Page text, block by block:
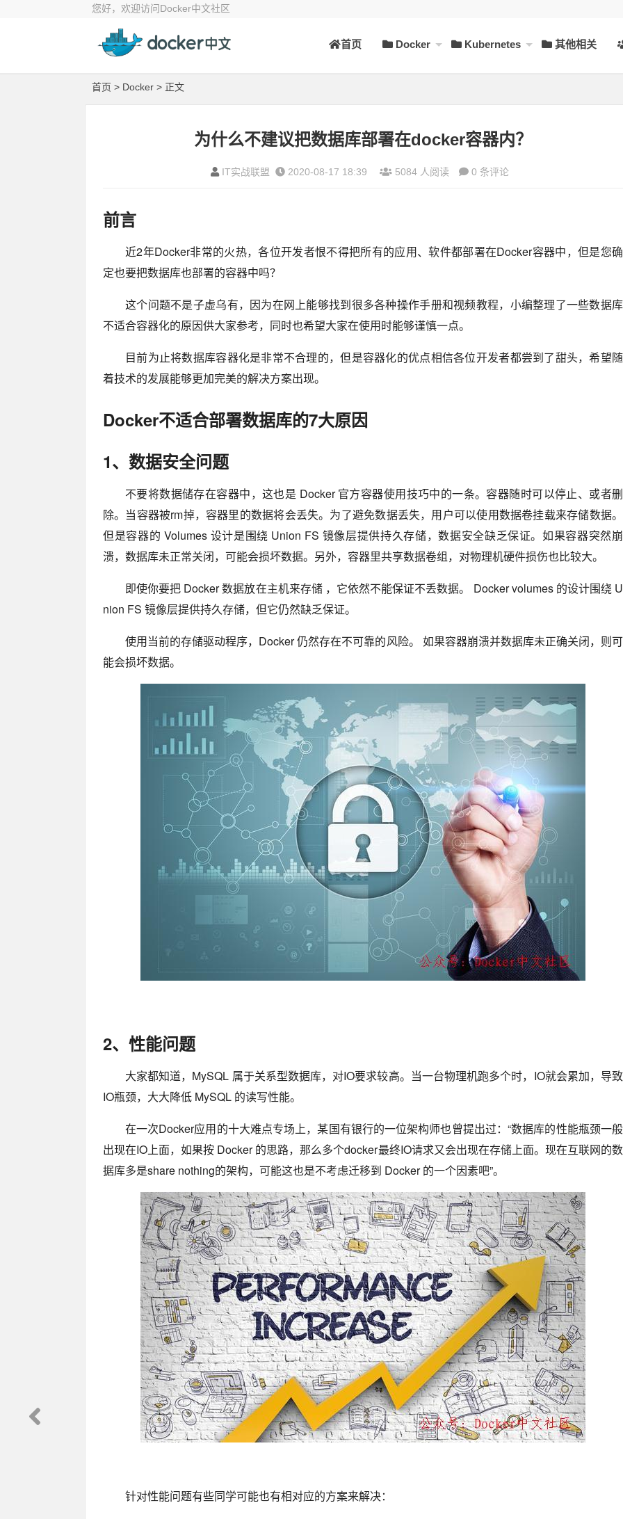
您好，欢迎访问Docker中文社区
首页 Docker Kubernetes 其他相关
首页 > Docker > 正文
为什么不建议把数据库部署在docker容器内？
IT实战联盟 2020-08-17 18:39 5084 人阅读 0 条评论
前言
近2年Docker非常的火热，各位开发者恨不得把所有的应用、软件都部署在Docker容器中，但是您确
定也要把数据库也部署的容器中吗？
这个问题不是子虚乌有，因为在网上能够找到很多各种操作手册和视频教程，小编整理了一些数据库
不适合容器化的原因供大家参考，同时也希望大家在使用时能够谨慎一点。
目前为止将数据库容器化是非常不合理的，但是容器化的优点相信各位开发者都尝到了甜头，希望随
着技术的发展能够更加完美的解决方案出现。
Docker不适合部署数据库的7大原因
1、数据安全问题
不要将数据储存在容器中，这也是 Docker 官方容器使用技巧中的一条。容器随时可以停止、或者删
除。当容器被rm掉，容器里的数据将会丢失。为了避免数据丢失，用户可以使用数据卷挂载来存储数据。
但是容器的 Volumes 设计是围绕 Union FS 镜像层提供持久存储，数据安全缺乏保证。如果容器突然崩
溃，数据库未正常关闭，可能会损坏数据。另外，容器里共享数据卷组，对物理机硬件损伤也比较大。
即使你要把 Docker 数据放在主机来存储 ，它依然不能保证不丢数据。 Docker volumes 的设计围绕 U
nion FS 镜像层提供持久存储，但它仍然缺乏保证。
使用当前的存储驱动程序，Docker 仍然存在不可靠的风险。 如果容器崩溃并数据库未正确关闭，则可
能会损坏数据。
2、性能问题
大家都知道，MySQL 属于关系型数据库，对IO要求较高。当一台物理机跑多个时，IO就会累加，导致
IO瓶颈，大大降低 MySQL 的读写性能。
在一次Docker应用的十大难点专场上，某国有银行的一位架构师也曾提出过：“数据库的性能瓶颈一般
出现在IO上面，如果按 Docker 的思路，那么多个docker最终IO请求又会出现在存储上面。现在互联网的数
据库多是share nothing的架构，可能这也是不考虑迁移到 Docker 的一个因素吧”。
针对性能问题有些同学可能也有相对应的方案来解决：